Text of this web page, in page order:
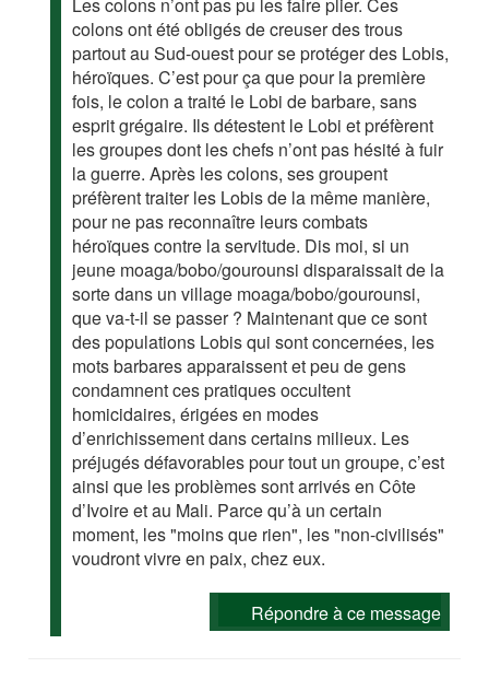
colons ont été obligés de creuser des trous
partout au Sud-ouest pour se protéger des Lobis,
héroïques. C’est pour ça que pour la première
fois, le colon a traité le Lobi de barbare, sans
esprit grégaire. Ils détestent le Lobi et préfèrent
les groupes dont les chefs n’ont pas hésité à fuir
la guerre. Après les colons, ses groupent
préfèrent traiter les Lobis de la même manière,
pour ne pas reconnaître leurs combats
héroïques contre la servitude. Dis moi, si un
jeune moaga/bobo/gourounsi disparaissait de la
sorte dans un village moaga/bobo/gourounsi,
que va-t-il se passer ? Maintenant que ce sont
des populations Lobis qui sont concernées, les
mots barbares apparaissent et peu de gens
condamnent ces pratiques occultent
homicidaires, érigées en modes
d’enrichissement dans certains milieux. Les
préjugés défavorables pour tout un groupe, c’est
ainsi que les problèmes sont arrivés en Côte
d’Ivoire et au Mali. Parce qu’à un certain
moment, les "moins que rien", les "non-civilisés"
voudront vivre en paix, chez eux.
Répondre à ce message